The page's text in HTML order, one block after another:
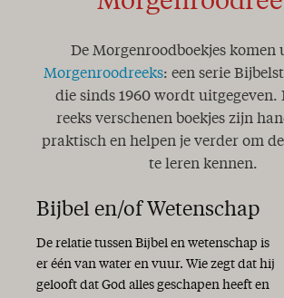
De Morgenroodboekjes komen
Morgenroodreeks: een serie
die sinds 1960 wordt uitgegeven.
reeks verschenen boekjes zijn
praktisch en helpen je verder om
te leren kennen.
Bijbel en/of Wetenschap
De relatie tussen Bijbel en wetenschap is
er één van water en vuur. Wie zegt dat hij
gelooft dat God alles geschapen heeft en